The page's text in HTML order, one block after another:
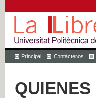
Principal Contáctenos
QUIENES